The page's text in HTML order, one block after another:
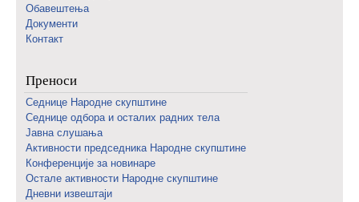
Обавештења
Документи
Контакт
Преноси
Седнице Народне скупштине
Седнице одбора и осталих радних тела
Јавна слушања
Активности председника Народне скупштине
Конференције за новинаре
Oстале активности Народне скупштине
Дневни извештаји